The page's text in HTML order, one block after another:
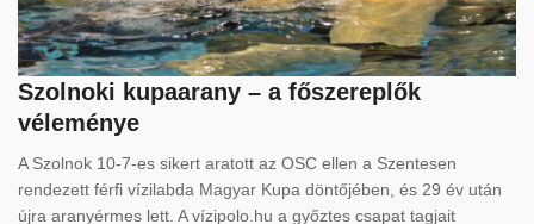
Szolnoki kupaarany – a főszereplők
véleménye
A Szolnok 10-7-es sikert aratott az OSC ellen a Szentesen
rendezett férfi vízilabda Magyar Kupa döntőjében, és 29 év után
újra aranyérmes lett. A vízipolo.hu a győztes csapat tagjait